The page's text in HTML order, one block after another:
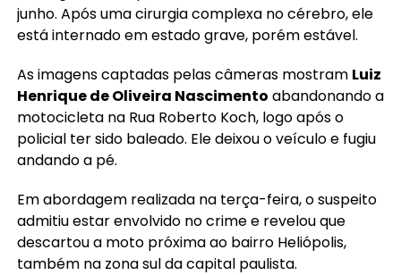
junho. Após uma cirurgia complexa no cérebro, ele
está internado em estado grave, porém estável.
As imagens captadas pelas câmeras mostram Luiz
Henrique de Oliveira Nascimento abandonando a
motocicleta na Rua Roberto Koch, logo após o
policial ter sido baleado. Ele deixou o veículo e fugiu
andando a pé.
Em abordagem realizada na terça-feira, o suspeito
admitiu estar envolvido no crime e revelou que
descartou a moto próxima ao bairro Heliópolis,
também na zona sul da capital paulista.